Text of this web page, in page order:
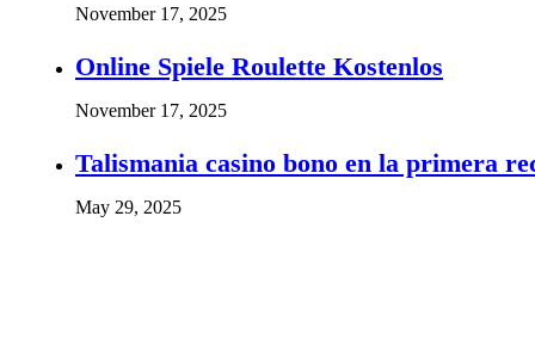
November 17, 2025
Online Spiele Roulette Kostenlos
November 17, 2025
Talismania casino bono en la primera
May 29, 2025